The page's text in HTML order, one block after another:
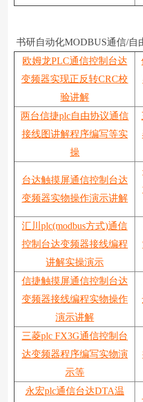
书研自动化MODBUS通信/自
欧姆龙PLC通信控制台达
变频器实现正反转CRC校
验讲解
两台信捷plc自由协议通信
接线图讲解程序编写等实
操
台达触摸屏通信控制台达
变频器实物操作演示讲解
汇川plc(modbus方式)通信
控制台达变频器接线编程
讲解实操演示
信捷触摸屏通信控制台达
变频器接线编程实物操作
演示讲解
三菱plc FX3G通信控制台
达变频器程序编写实物演
示等
永宏plc通信台达DTA温